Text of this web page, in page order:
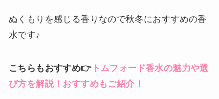
ぬくもりを感じる香りなので秋冬におすすめの香
水です♪
こちらもおすすめ👉 トムフォード香水の魅力や選
び方を解説！おすすめもご紹介！